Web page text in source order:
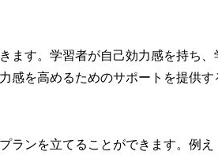
ます。学習者が自己効力感を持ち、
感を高めるためのサポートを提供す
ランを立てることができます。例え